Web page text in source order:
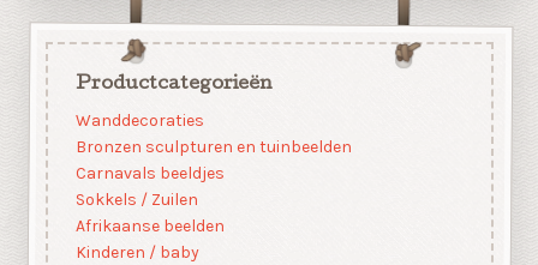
Productcategorieën
Wanddecoraties
Bronzen sculpturen en tuinbeelden
Carnavals beeldjes
Sokkels / Zuilen
Afrikaanse beelden
Kinderen / baby